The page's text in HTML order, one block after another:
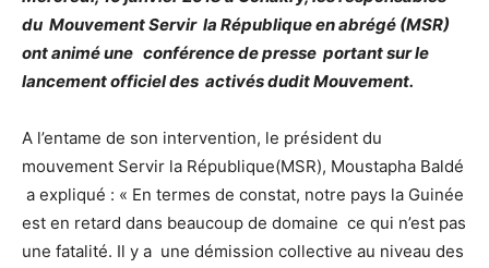
du Mouvement Servir la République en abrégé (MSR)
ont animé une conférence de presse portant sur le
lancement officiel des activés dudit Mouvement.
A l’entame de son intervention, le président du
mouvement Servir la République(MSR), Moustapha Baldé
a expliqué : « En termes de constat, notre pays la Guinée
est en retard dans beaucoup de domaine ce qui n’est pas
une fatalité. Il y a une démission collective au niveau des